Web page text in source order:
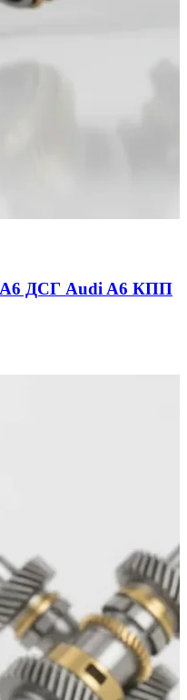
А6 ДСГ Audi A6 КПП